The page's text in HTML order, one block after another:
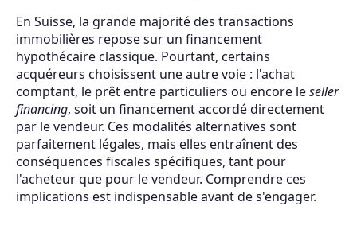
En Suisse, la grande majorité des transactions
immobilières repose sur un financement
hypothécaire classique. Pourtant, certains
acquéreurs choisissent une autre voie : l'achat
comptant, le prêt entre particuliers ou encore leseller
financing, soit un financement accordé directement
par le vendeur. Ces modalités alternatives sont
parfaitement légales, mais elles entraînent des
conséquences fiscales spécifiques, tant pour
l'acheteur que pour le vendeur. Comprendre ces
implications est indispensable avant de s'engager.